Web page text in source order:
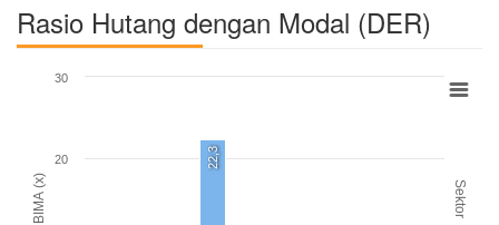
Rasio Hutang dengan Modal (DER)
BIMA (x) Sektor
22,3
20
30